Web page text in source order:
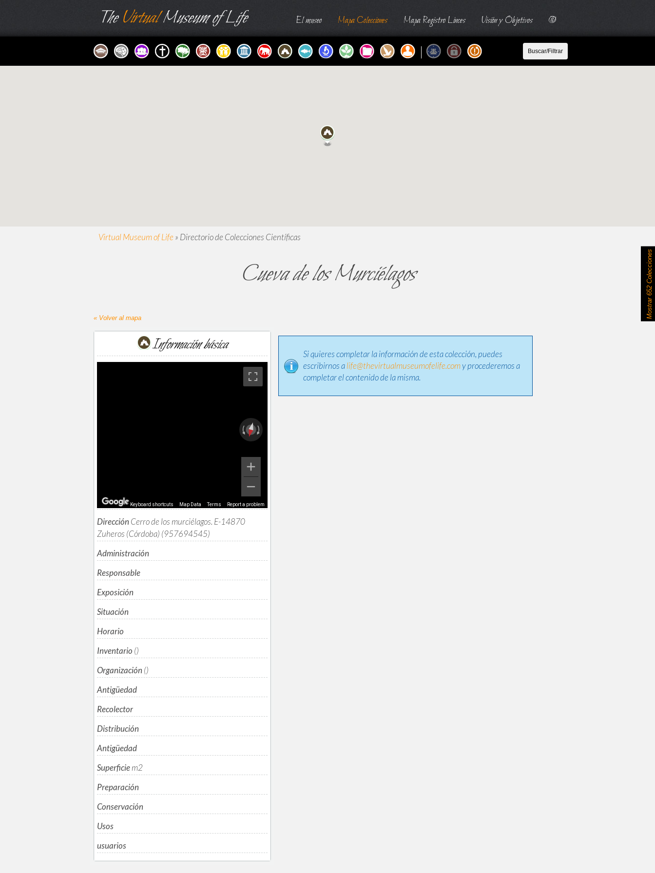
TheVirtualMuseum of Life El museo Mapa Colecciones Mapa Registro Linces Visión y Objetivos @
Mostrar
652 Colecciones
Virtual Museum of Life » Directorio de Colecciones Científicas
Cueva de los Murciélagos
« Volver al mapa
Información básica
Keyboard shortcuts Map Data Terms Report a problem
Dirección Cerro de los murciélagos. E-14870
Zuheros (Córdoba) (957694545)
Administración
Responsable
Exposición
Situación
Horario
Inventario ()
Organización ()
Antigüedad
Recolector
Distribución
Antigüedad
Superficiem2
Preparación
Conservación
Usos
usuarios
Si quieres completar la información de esta colección, puedes
escribirnos alife@thevirtualmuseumofelife.comy procederemos a
completar el contenido de la misma.